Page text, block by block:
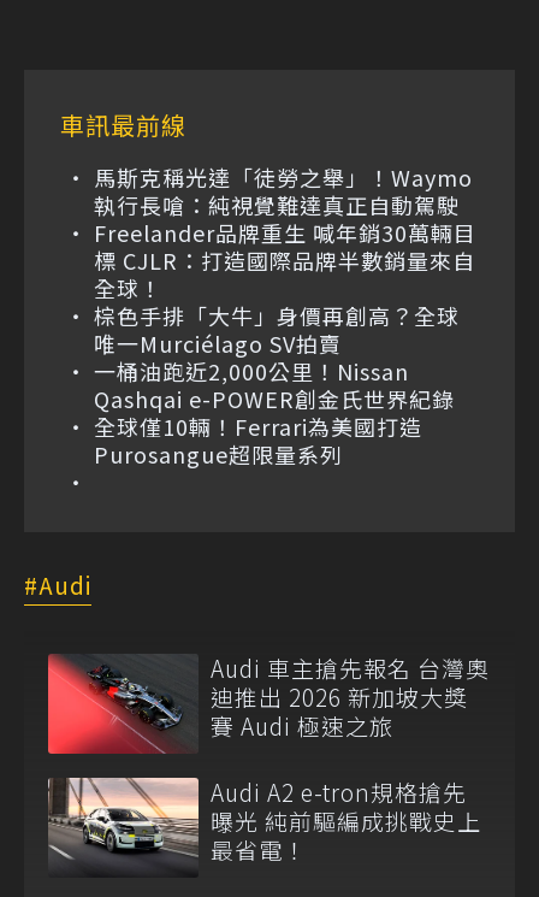
車訊最前線
馬斯克稱光達「徒勞之舉」！Waymo
執行長嗆：純視覺難達真正自動駕駛
Freelander品牌重生 喊年銷30萬輛目
標 CJLR：打造國際品牌半數銷量來自
全球！
棕色手排「大牛」身價再創高？全球
唯一Murciélago SV拍賣
一桶油跑近2,000公里！Nissan
Qashqai e-POWER創金氏世界紀錄
全球僅10輛！Ferrari為美國打造
Purosangue超限量系列
Audi
Audi 車主搶先報名 台灣奧
迪推出 2026 新加坡大獎
賽 Audi 極速之旅
Audi A2 e-tron規格搶先
曝光 純前驅編成挑戰史上
最省電！